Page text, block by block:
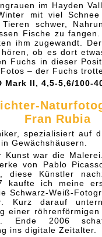
im Hayden
mit viel Schnee
schwer,
Fische zu
ihm zugewandt.
ob es dort
Fuchs in dieser
– der Fuchs
Mark II, 4,5-5,6/100-
Fran Rubia
spezialisiert auf
Gewächshäusern.
Kunst war die
von Pablo
diese Künstler
kaufte ich meine
Schwarz-Weiß-
Kurz darauf
einer
Ende 2006
ins digitale Zeitalter.